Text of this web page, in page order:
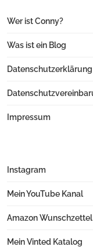
Wer ist Conny?
Was ist ein Blog
Datenschutzerklärung
Impressum
Instagram
Mein YouTube Kanal
Amazon Wunschzettel
Mein Vinted Katalog